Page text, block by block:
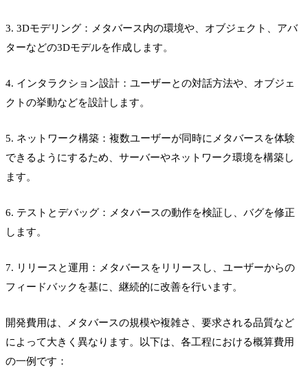
3. 3Dモデリング：メタバース内の環境や、オブジェクト、アバ
ターなどの3Dモデルを作成します。
4. インタラクション設計：ユーザーとの対話方法や、オブジェ
クトの挙動などを設計します。
5. ネットワーク構築：複数ユーザーが同時にメタバースを体験
できるようにするため、サーバーやネットワーク環境を構築し
ます。
6. テストとデバッグ：メタバースの動作を検証し、バグを修正
します。
7. リリースと運用：メタバースをリリースし、ユーザーからの
フィードバックを基に、継続的に改善を行います。
開発費用は、メタバースの規模や複雑さ、要求される品質など
によって大きく異なります。以下は、各工程における概算費用
の一例です：